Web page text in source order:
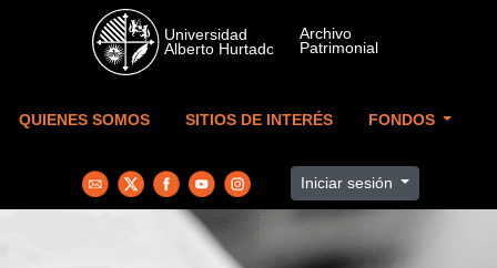
Skip to main content
QUIENES SOMOS SITIOS DE INTERÉS FONDOS
Iniciar sesión